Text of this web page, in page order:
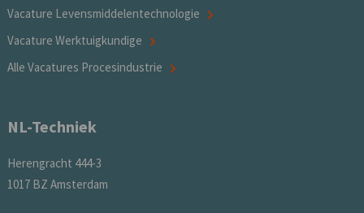
Vacature Levensmiddelentechnologie
Vacature Werktuigkundige
Alle Vacatures Procesindustrie
NL-Techniek
Herengracht 444-3
1017 BZ Amsterdam